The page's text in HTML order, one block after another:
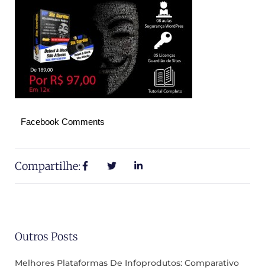
Facebook Comments
Compartilhe:
Outros Posts
Melhores Plataformas De Infoprodutos: Comparativo